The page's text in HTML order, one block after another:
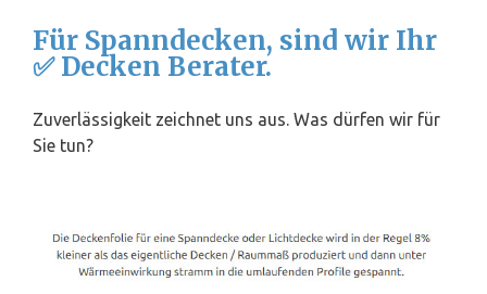
Für Spanndecken, sind wir Ihr
✅ Decken Berater.
Zuverlässigkeit zeichnet uns aus. Was dürfen wir für
Sie tun?